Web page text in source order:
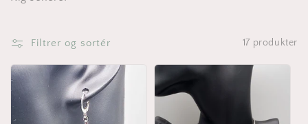
i
o
n
Filtrer og sortér 17 produkter